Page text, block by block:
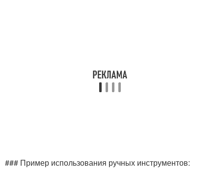
### Пример использования ручных инструментов: